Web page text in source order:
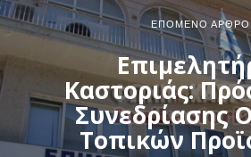
ΕΠΌΜΕΝΟ ΆΡΘΡΟ
Καστοριάς:
Συνεδρίασης
Τοπικών